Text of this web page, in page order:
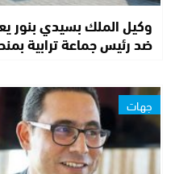
وكيل الملك بسيدي بنور
ضد رئيس جماعة ترابية
جهات